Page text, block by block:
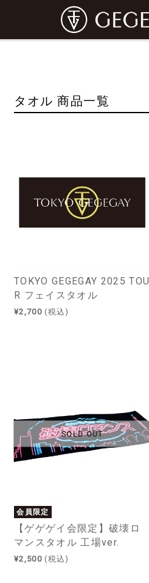
タオル 商品一覧
TOKYO GEGEGAY 2025 TOU
R フェイスタオル
¥2,700 (税込)
SOLD OUT
会員限定
【ゲゲゲイ会限定】破壊ロ
マンスタオル 工場ver.
¥2,500 (税込)